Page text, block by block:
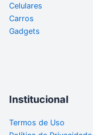
Celulares
Carros
Gadgets
Institucional
Termos de Uso